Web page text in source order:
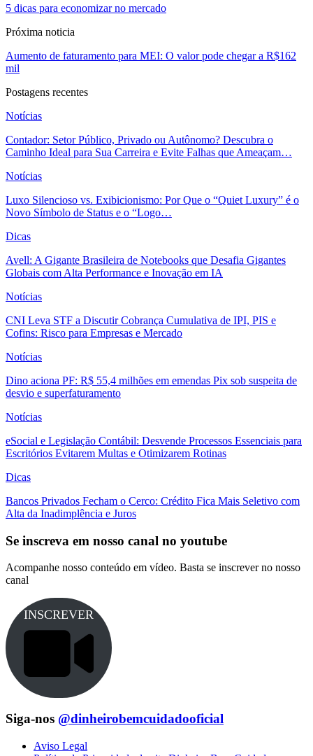
5 dicas para economizar no mercado
Próxima noticia
Aumento de faturamento para MEI: O valor pode chegar a R$162
mil
Postagens recentes
Notícias
Contador: Setor Público, Privado ou Autônomo? Descubra o
Caminho Ideal para Sua Carreira e Evite Falhas que Ameaçam…
Notícias
Luxo Silencioso vs. Exibicionismo: Por Que o “Quiet Luxury” é o
Novo Símbolo de Status e o “Logo…
Dicas
Avell: A Gigante Brasileira de Notebooks que Desafia Gigantes
Globais com Alta Performance e Inovação em IA
Notícias
CNI Leva STF a Discutir Cobrança Cumulativa de IPI, PIS e
Cofins: Risco para Empresas e Mercado
Notícias
Dino aciona PF: R$ 55,4 milhões em emendas Pix sob suspeita de
desvio e superfaturamento
Notícias
eSocial e Legislação Contábil: Desvende Processos Essenciais para
Escritórios Evitarem Multas e Otimizarem Rotinas
Dicas
Bancos Privados Fecham o Cerco: Crédito Fica Mais Seletivo com
Alta da Inadimplência e Juros
Se inscreva em nosso canal no youtube
Acompanhe nosso conteúdo em vídeo. Basta se inscrever no nosso
canal
INSCREVER
Siga-nos @dinheirobemcuidadooficial
Aviso Legal